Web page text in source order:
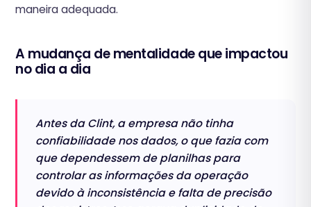
maneira adequada.
A mudança de mentalidade que impactou
no dia a dia
‍Antes da Clint, a empresa não tinha
confiabilidade nos dados, o que fazia com
que dependessem de planilhas para
controlar as informações da operação
devido à inconsistência e falta de precisão